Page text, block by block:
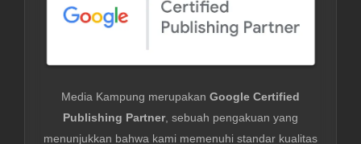
Media Kampung merupakan Google Certified
Publishing Partner, sebuah pengakuan yang
menunjukkan bahwa kami memenuhi standar kualitas